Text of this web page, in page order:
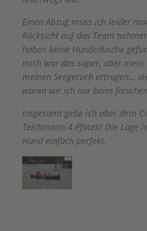
Einen Abzug muss ich leider
Rücksicht auf das Team
haben keine Hundedusche
mich war das super, aber mein
meinen Seegeruch ertragen…
waren wir ich nur beim
Insgesamt gebe ich aber dem
Teichmann 4 Pfoten! Die Lage
Hund einfach perfekt.